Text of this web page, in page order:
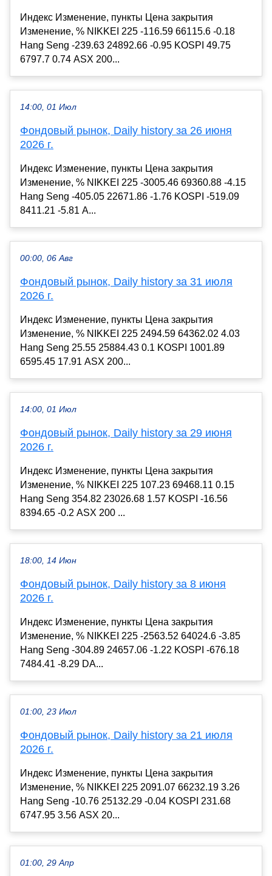
Индекс Изменение, пункты Цена закрытия
Изменение, % NIKKEI 225 -116.59 66115.6 -0.18
Hang Seng -239.63 24892.66 -0.95 KOSPI 49.75
6797.7 0.74 ASX 200...
14:00, 01 Июл
Фондовый рынок, Daily history за 26 июня
2026 г.
Индекс Изменение, пункты Цена закрытия
Изменение, % NIKKEI 225 -3005.46 69360.88 -4.15
Hang Seng -405.05 22671.86 -1.76 KOSPI -519.09
8411.21 -5.81 A...
00:00, 06 Авг
Фондовый рынок, Daily history за 31 июля
2026 г.
Индекс Изменение, пункты Цена закрытия
Изменение, % NIKKEI 225 2494.59 64362.02 4.03
Hang Seng 25.55 25884.43 0.1 KOSPI 1001.89
6595.45 17.91 ASX 200...
14:00, 01 Июл
Фондовый рынок, Daily history за 29 июня
2026 г.
Индекс Изменение, пункты Цена закрытия
Изменение, % NIKKEI 225 107.23 69468.11 0.15
Hang Seng 354.82 23026.68 1.57 KOSPI -16.56
8394.65 -0.2 ASX 200 ...
18:00, 14 Июн
Фондовый рынок, Daily history за 8 июня
2026 г.
Индекс Изменение, пункты Цена закрытия
Изменение, % NIKKEI 225 -2563.52 64024.6 -3.85
Hang Seng -304.89 24657.06 -1.22 KOSPI -676.18
7484.41 -8.29 DA...
01:00, 23 Июл
Фондовый рынок, Daily history за 21 июля
2026 г.
Индекс Изменение, пункты Цена закрытия
Изменение, % NIKKEI 225 2091.07 66232.19 3.26
Hang Seng -10.76 25132.29 -0.04 KOSPI 231.68
6747.95 3.56 ASX 20...
01:00, 29 Апр